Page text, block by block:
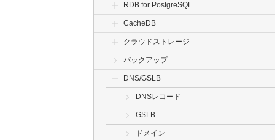
RDB for PostgreSQL
CacheDB
クラウドストレージ
バックアップ
DNS/GSLB
DNSレコード
GSLB
ドメイン